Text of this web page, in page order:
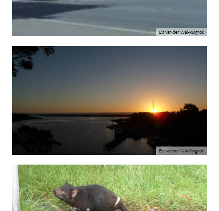
Els van der Wal-Ruigrok
Els van der Wal-Ruigrok